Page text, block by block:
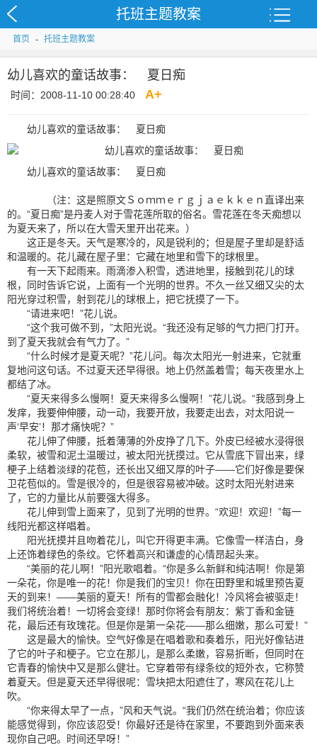
托班主题教案
首页 - 托班主题教案
幼儿喜欢的童话故事： 夏日痴
时间：2008-11-10 00:28:40 A+
幼儿喜欢的童话故事： 夏日痴
幼儿喜欢的童话故事： 夏日痴
（注：这是照原文Ｓｏｍｍｅｒｇｊａｅｋｋｅｎ直译出来
的。“夏日痴”是丹麦人对于雪花莲所取的俗名。雪花莲在冬天痴想以
为夏天来了，所以在大雪天里开出花来。）
这正是冬天。天气是寒冷的，风是锐利的；但是屋子里却是舒适
和温暖的。花儿藏在屋子里：它藏在地里和雪下的球根里。
有一天下起雨来。雨滴渗入积雪，透进地里，接触到花儿的球
根，同时告诉它说，上面有一个光明的世界。不久一丝又细又尖的太
阳光穿过积雪，射到花儿的球根上，把它抚摸了一下。
“请进来吧！”花儿说。
“这个我可做不到，”太阳光说。“我还没有足够的气力把门打开。
到了夏天我就会有气力了。”
“什么时候才是夏天呢？”花儿问。每次太阳光一射进来，它就重
复地问这句话。不过夏天还早得很。地上仍然盖着雪；每天夜里水上
都结了冰。
“夏天来得多么慢啊！夏天来得多么慢啊！”花儿说。“我感到身上
发痒，我要伸伸腰，动一动，我要开放，我要走出去，对太阳说一
声‘早安’！那才痛快呢？”
花儿伸了伸腰，抵着薄薄的外皮挣了几下。外皮已经被水浸得很
柔软，被雪和泥土温暖过，被太阳光抚摸过。它从雪底下冒出来，绿
梗子上结着淡绿的花苞，还长出又细又厚的叶子——它们好像是要保
卫花苞似的。雪是很冷的，但是很容易被冲破。这时太阳光射进来
了，它的力量比从前要强大得多。
花儿伸到雪上面来了，见到了光明的世界。“欢迎！欢迎！”每一
线阳光都这样唱着。
阳光抚摸并且吻着花儿，叫它开得更丰满。它像雪一样洁白，身
上还饰着绿色的条纹。它怀着高兴和谦虚的心情昂起头来。
“美丽的花儿啊！”阳光歌唱着。“你是多么新鲜和纯洁啊！你是第
一朵花，你是唯一的花！你是我们的宝贝！你在田野里和城里预告夏
天的到来！——美丽的夏天！所有的雪都会融化！冷风将会被驱走！
我们将统治着！一切将会变绿！那时你将会有朋友：紫丁香和金链
花，最后还有玫瑰花。但是你是第一朵花——那么细嫩，那么可爱！”
这是最大的愉快。空气好像是在唱着歌和奏着乐，阳光好像钻进
了它的叶子和梗子。它立在那儿，是那么柔嫩，容易折断，但同时在
它青春的愉快中又是那么健壮。它穿着带有绿条纹的短外衣，它称赞
着夏天。但是夏天还早得很呢：雪块把太阳遮住了，寒风在花儿上
吹。
“你来得太早了一点，”风和天气说。“我们仍然在统治着；你应该
能感觉得到，你应该忍受！你最好还是待在家里，不要跑到外面来表
现你自己吧。时间还早呀！”